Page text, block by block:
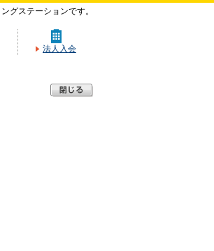
グステーションです。
法人入会